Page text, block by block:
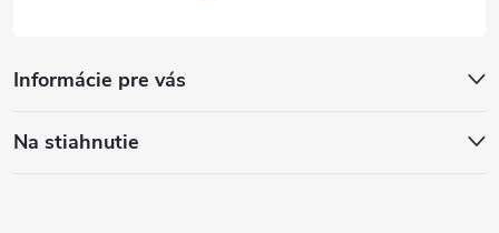
Informácie pre vás
Na stiahnutie